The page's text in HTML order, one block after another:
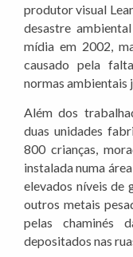
produtor visual
desastre
mídia em 2002,
causado pela
normas ambientais
Além dos
duas unidades
800 crianças,
instalada numa
elevados níveis de
outros metais
pelas chaminés
depositados nas